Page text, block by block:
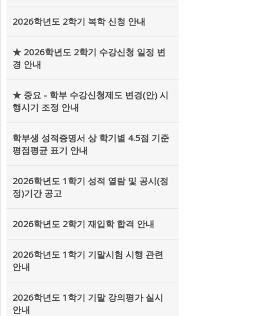
2026학년도 2학기 복학 신청 안내
★ 2026학년도 2학기 수강신청 일정 변
경 안내
★ 중요 - 학부 수강신청제도 변경(안) 시
행시기 조정 안내
학부생 성적증명서 상 학기별 4.5점 기준
평점평균 표기 안내
2026학년도 1학기 성적 열람 및 공시(정
정)기간 공고
2026학년도 2학기 재입학 합격 안내
2026학년도 1학기 기말시험 시행 관련
안내
2026학년도 1학기 기말 강의평가 실시
안내